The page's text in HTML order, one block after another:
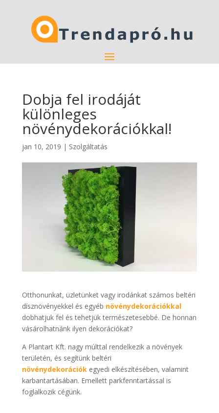
Dobja fel irodáját
különleges
növénydekorációkkal!
jan 10, 2019 | Szolgáltatás
Otthonunkat, üzletünket vagy irodánkat számos beltéri
dísznövényekkel és egyéb növénydekorációkkal
dobhatjuk fel és tehetjük természetesebbé. De honnan
vásárolhatnánk ilyen dekorációkat?
A Plantart Kft. nagy múlttal rendelkezik a növények
területén, és segítünk beltéri
növénydekorációk egyedi elkészítésében, valamint
karbantartásában. Emellett parkfenntartással is
foglalkozik cégünk.